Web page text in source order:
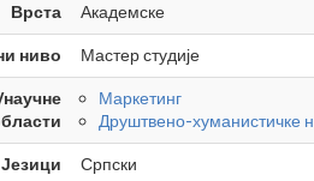
Врста
Академске
ниво
Мастер студије
Маркетинг
Друштвено-хуманистичке
Језици
Српски